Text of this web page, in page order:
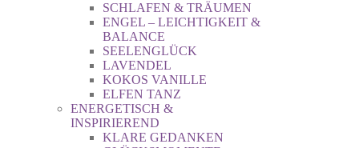
SCHLAFEN & TRÄUMEN
ENGEL – LEICHTIGKEIT &
BALANCE
SEELENGLÜCK
LAVENDEL
KOKOS VANILLE
ELFEN TANZ
ENERGETISCH &
INSPIRIEREND
KLARE GEDANKEN